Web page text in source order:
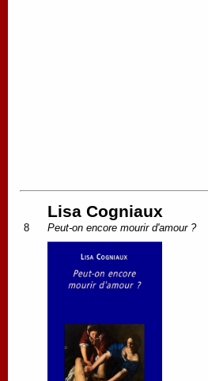
8
Lisa Cogniaux
Peut-on encore mourir d'amour ?